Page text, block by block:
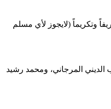
وتكريماً (لايجوز لأي مسلم
الديني المرجاني، ومحمد رشيد